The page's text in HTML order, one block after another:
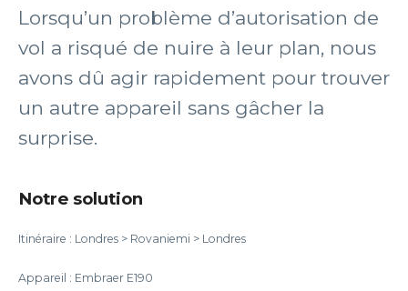
Lorsqu’un problème d’autorisation de
vol a risqué de nuire à leur plan, nous
avons dû agir rapidement pour trouver
un autre appareil sans gâcher la
surprise.
Notre solution
Itinéraire : Londres > Rovaniemi > Londres
Appareil : Embraer E190